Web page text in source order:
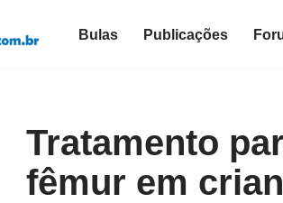
Bulas Publicações
Tratamento
fêmur em